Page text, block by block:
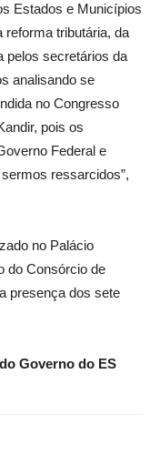
Estados e Municípios
reforma tributária, da
pelos secretários da
analisando se
no Congresso
pois os
Federal e
ressarcidos”,
no Palácio
do Consórcio de
presença dos sete
Governo do ES